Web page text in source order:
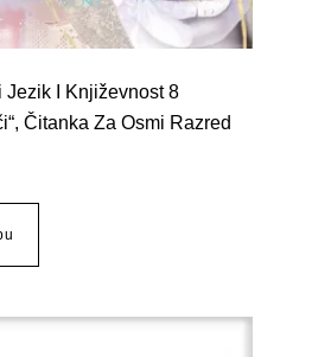
Jezik I Književnost 8
Čitanka Za Osmi Razred